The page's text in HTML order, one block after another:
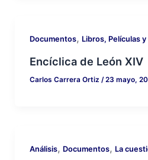
Documentos, Libros, Películas
Encíclica de León XIV
Carlos Carrera Ortiz /23 mayo,
Análisis, Documentos, La